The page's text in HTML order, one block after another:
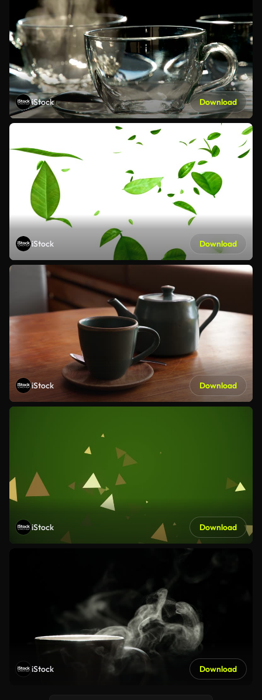
iStock Download
iStock Download
iStock Download
iStock Download
iStock Download